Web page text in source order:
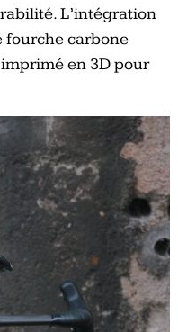
L’intégration
fourche carbone
en 3D pour